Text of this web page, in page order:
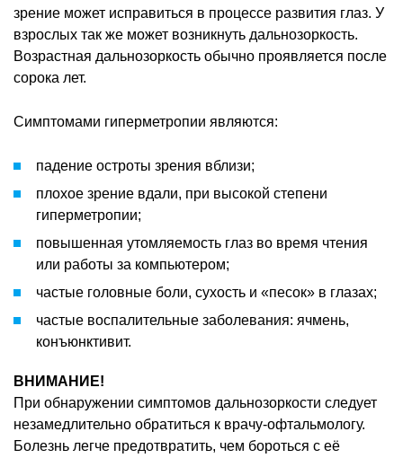
зрение может исправиться в процессе развития глаз. У
взрослых так же может возникнуть дальнозоркость.
Возрастная дальнозоркость обычно проявляется после
сорока лет.
Симптомами гиперметропии являются:
падение остроты зрения вблизи;
плохое зрение вдали, при высокой степени
гиперметропии;
повышенная утомляемость глаз во время чтения
или работы за компьютером;
частые головные боли, сухость и «песок» в глазах;
частые воспалительные заболевания: ячмень,
конъюнктивит.
ВНИМАНИЕ!
При обнаружении симптомов дальнозоркости следует
незамедлительно обратиться к врачу-офтальмологу.
Болезнь легче предотвратить, чем бороться с её